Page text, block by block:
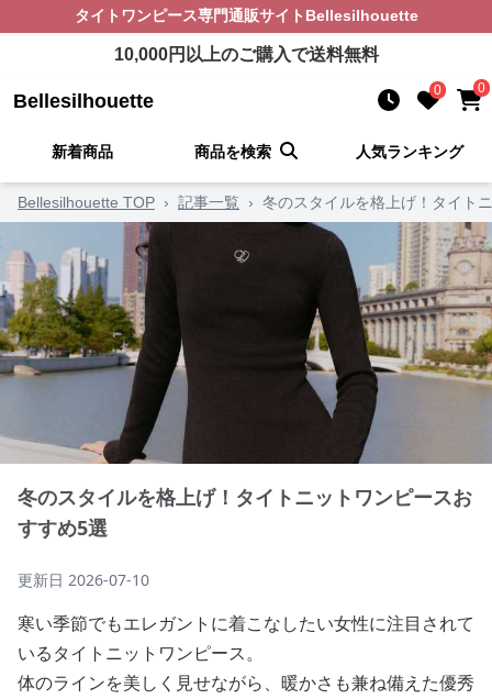
タイトワンピース専門通販サイト Bellesilhouette
10,000円以上のご購入で送料無料
Bellesilhouette 0 0
新着商品 商品を検索 人気ランキング
Bellesilhouette TOP › 記事一覧 › 冬のスタイルを格上げ！タイト
冬のスタイルを格上げ！タイトニットワンピースお
すすめ5選
更新日 2026-07-10
寒い季節でもエレガントに着こなしたい女性に注目されて
いるタイトニットワンピース。
体のラインを美しく見せながら、暖かさも兼ね備えた優秀